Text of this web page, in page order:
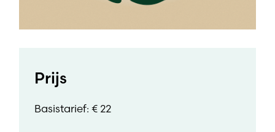
Prijs
Basistarief: € 22